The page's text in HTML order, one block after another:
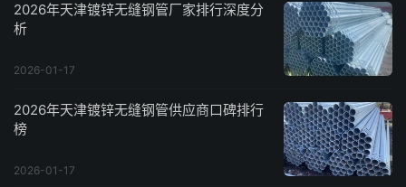
2026年天津镀锌无缝钢管厂家排行深度分
析
2026-01-17
2026年天津镀锌无缝钢管供应商口碑排行
榜
2026-01-17